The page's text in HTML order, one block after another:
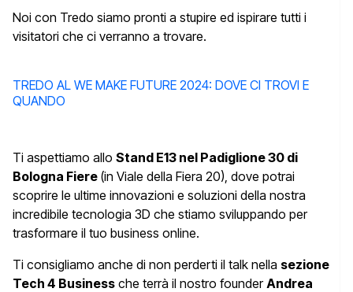
Noi con Tredo siamo pronti a stupire ed ispirare tutti i
visitatori che ci verranno a trovare.
TREDO AL WE MAKE FUTURE 2024: DOVE CI TROVI E
QUANDO
Ti aspettiamo allo Stand E13 nel Padiglione 30 di
Bologna Fiere (in Viale della Fiera 20), dove potrai
scoprire le ultime innovazioni e soluzioni della nostra
incredibile tecnologia 3D che stiamo sviluppando per
trasformare il tuo business online.
Ti consigliamo anche di non perderti il talk nella sezione
Tech 4 Business che terrà il nostro founderAndrea